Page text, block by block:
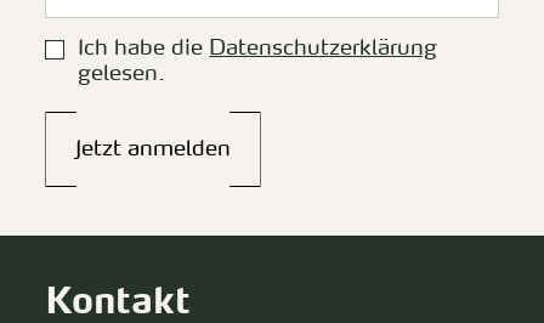
Ich habe die Datenschutzerklärung
gelesen.
Jetzt anmelden
Kontakt